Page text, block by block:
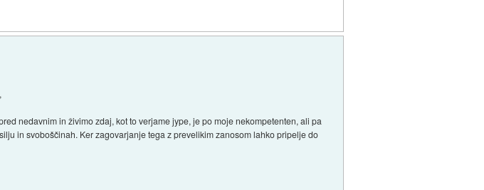
nedavnim in živimo zdaj, kot to verjame jype, je po moje nekompetenten, ali pa
in svoboščinah. Ker zagovarjanje tega z prevelikim zanosom lahko pripelje do